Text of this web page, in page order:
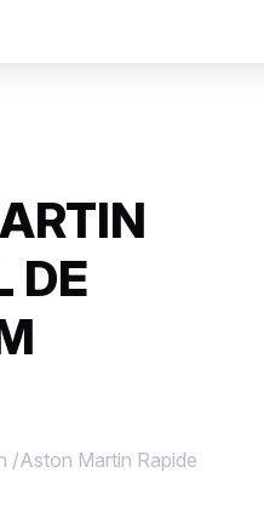
DE
/Aston Martin Rapide